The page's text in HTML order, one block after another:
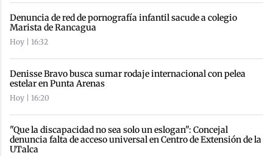
Denuncia de red de pornografía infantil sacude a colegio
Marista de Rancagua
Hoy | 16:32
Denisse Bravo busca sumar rodaje internacional con pelea
estelar en Punta Arenas
Hoy | 16:20
"Que la discapacidad no sea solo un eslogan": Concejal
denuncia falta de acceso universal en Centro de Extensión de la
UTalca